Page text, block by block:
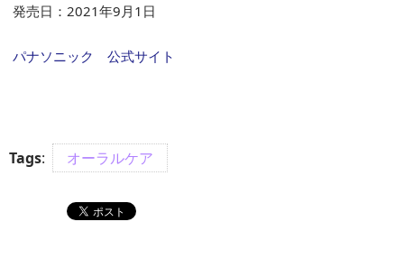
発売日：2021年9月1日
パナソニック 公式サイト
Tags: オーラルケア